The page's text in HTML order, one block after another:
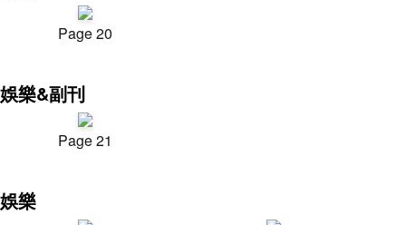
Page 20
娛樂&副刊
Page 21
娛樂